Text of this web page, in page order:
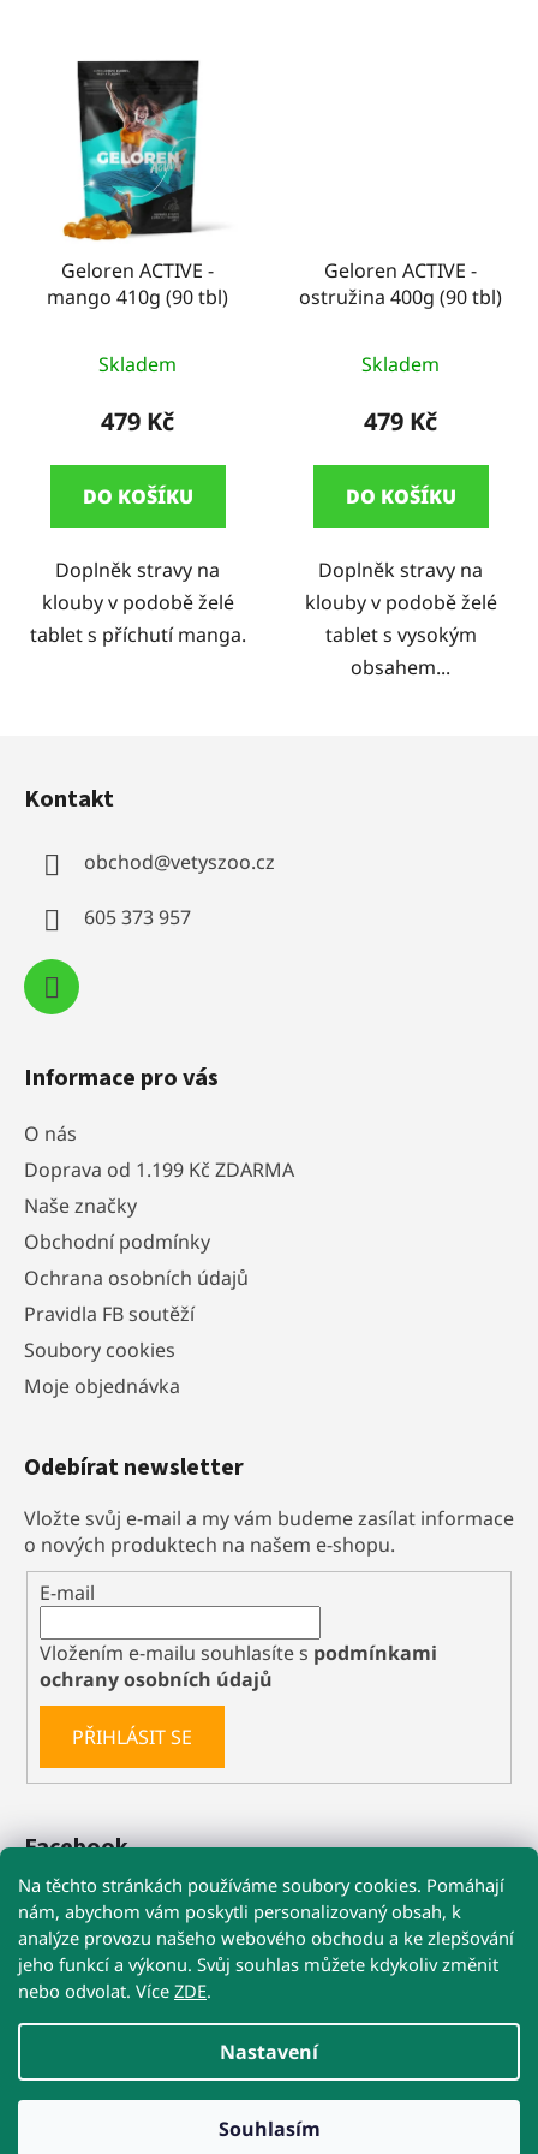
Na těchto stránkách používáme soubory cookies. Pomáhají
nám, abychom vám poskytli personalizovaný obsah, k
analýze provozu našeho webového obchodu a ke zlepšování
jeho funkcí a výkonu. Svůj souhlas můžete kdykoliv změnit
nebo odvolat. Více ZDE.
Nastavení
Souhlasím
🚚 Při nákupu nad 1 199 Kč máte dopravu
ZDARMA
☀️ POZOR NA VYSOKÉ TEPLOTY!
U Precizních MIKROBŮ a Re-Biomu doporučujeme
Geloren ACTIVE -
mango 410g (90 tbl)
Skladem
479 Kč
DO KOŠÍKU
Doplněk stravy na
klouby v podobě želé
tablet s příchutí manga.
Geloren ACTIVE -
ostružina 400g (90 tbl)
Skladem
479 Kč
DO KOŠÍKU
Doplněk stravy na
klouby v podobě želé
tablet s vysokým
obsahem...
Kontakt
obchod@vetyszoo.cz
605 373 957
Informace pro vás
O nás
Doprava od 1.199 Kč ZDARMA
Naše značky
Obchodní podmínky
Ochrana osobních údajů
Pravidla FB soutěží
Soubory cookies
Moje objednávka
Odebírat newsletter
Vložte svůj e-mail a my vám budeme zasílat informace
o nových produktech na našem e-shopu.
E-mail
Vložením e-mailu souhlasíte s podmínkami
ochrany osobních údajů
PŘIHLÁSIT SE
Facebook
Obchodní podmínky Reklamace Kontakty
Vytvořil Shoptet
VetysZoo.cz